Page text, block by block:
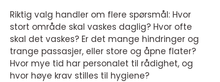
Riktig valg handler om flere spørsmål: Hvor
stort område skal vaskes daglig? Hvor ofte
skal det vaskes? Er det mange hindringer og
trange passasjer, eller store og åpne flater?
Hvor mye tid har personalet til rådighet, og
hvor høye krav stilles til hygiene?